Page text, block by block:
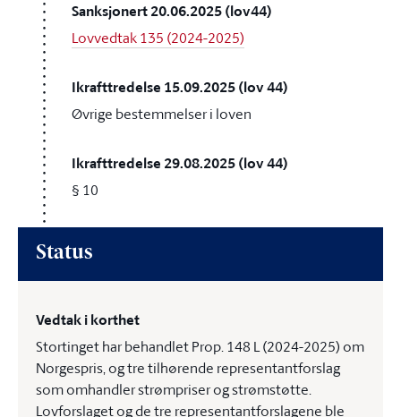
Sanksjonert 20.06.2025 (lov44)
Lovvedtak 135 (2024-2025)
Ikrafttredelse 15.09.2025 (lov 44)
Øvrige bestemmelser i loven
Ikrafttredelse 29.08.2025 (lov 44)
§ 10
Status
Vedtak i korthet
Stortinget har behandlet Prop. 148 L (2024-2025) om
Norgespris, og tre tilhørende representantforslag
som omhandler strømpriser og strømstøtte.
Lovforslaget og de tre representantforslagene ble